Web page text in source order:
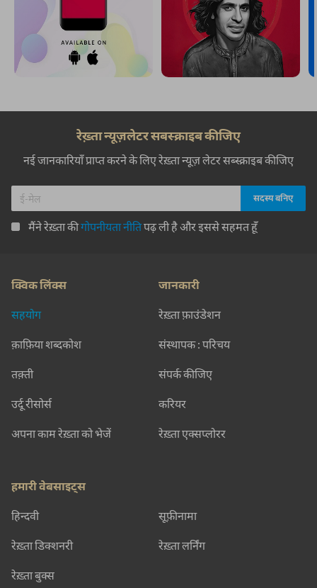
रेख़्ता न्यूज़लेटर सबस्क्राइब कीजिए
नई जानकारियाँ प्राप्त करने के लिए रेख़्ता न्यूज़ लेटर सब्स्क्राइब कीजिए
मैंने रेख़्ता कीगोपनीयता नीतिपढ़ ली है और इससे सहमत हूँ
क्विक लिंक्स
सहयोग
क़ाफ़िया शब्दकोश
तक़्ती
उर्दू रीसोर्स
अपना काम रेख़्ता को भेजें
जानकारी
रेख़्ता फ़ाउंडेशन
संस्थापक : परिचय
संपर्क कीजिए
करियर
रेख़्ता एक्सप्लोरर
हमारी वेबसाइट्स
हिन्दवी सूफ़ीनामा
रेख़्ता डिक्शनरी रेख़्ता लर्निंग
रेख़्ता बुक्स